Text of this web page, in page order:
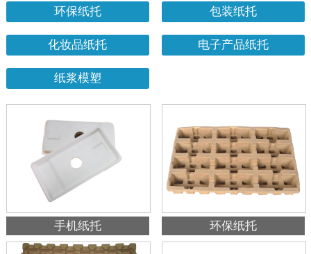
环保纸托 包装纸托
化妆品纸托 电子产品纸托
纸浆模塑
手机纸托 环保纸托